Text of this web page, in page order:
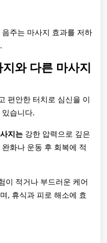
주는 마사지 효과를 저하
와 다른 마사지
편안한 터치로 심신을 이
습니다.
지는 강한 압력으로 깊은
화나 운동 후 회복에 적
이 적거나 부드러운 케어
, 휴식과 피로 해소에 효